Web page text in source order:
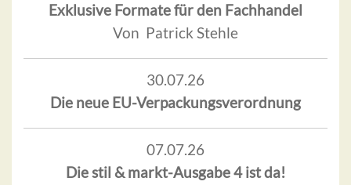
Exklusive Formate für den Fachhandel
Von Patrick Stehle
30.07.26
Die neue EU-Verpackungsverordnung
07.07.26
Die stil & markt-Ausgabe 4 ist da!